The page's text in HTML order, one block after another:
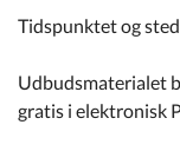
Tidspunktet og
Udbudsmaterialet
gratis i elektronisk